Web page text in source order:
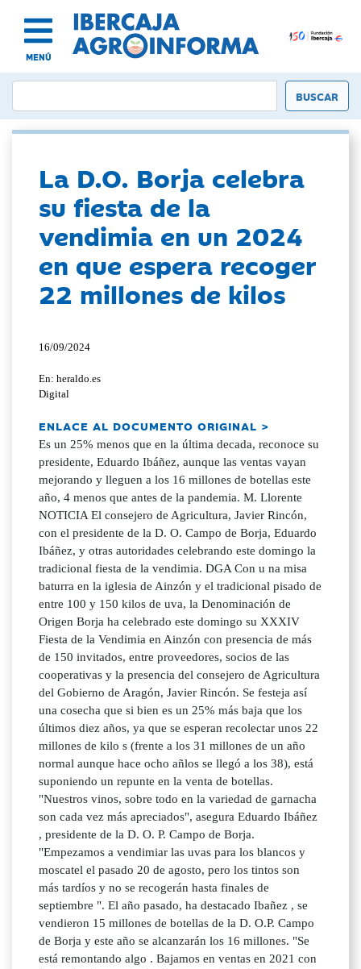
MENÚ
La D.O. Borja celebra
su fiesta de la
vendimia en un 2024
en que espera recoger
22 millones de kilos
16/09/2024
En: heraldo.es
Digital
ENLACE AL DOCUMENTO ORIGINAL >
Es un 25% menos que en la última decada, reconoce su
presidente, Eduardo Ibáñez, aunque las ventas vayan
mejorando y lleguen a los 16 millones de botellas este
año, 4 menos que antes de la pandemia. M. Llorente
NOTICIA El consejero de Agricultura, Javier Rincón,
con el presidente de la D. O. Campo de Borja, Eduardo
Ibáñez, y otras autoridades celebrando este domingo la
tradicional fiesta de la vendimia. DGA Con u na misa
baturra en la iglesia de Ainzón y el tradicional pisado de
entre 100 y 150 kilos de uva, la Denominación de
Origen Borja ha celebrado este domingo su XXXIV
Fiesta de la Vendimia en Ainzón con presencia de más
de 150 invitados, entre proveedores, socios de las
cooperativas y la presencia del consejero de Agricultura
del Gobierno de Aragón, Javier Rincón. Se festeja así
una cosecha que si bien es un 25% más baja que los
últimos diez años, ya que se esperan recolectar unos 22
millones de kilo s (frente a los 31 millones de un año
normal aunque hace ocho añlos se llegó a los 38), está
suponiendo un repunte en la venta de botellas.
"Nuestros vinos, sobre todo en la variedad de garnacha
son cada vez más apreciados", asegura Eduardo Ibáñez
, presidente de la D. O. P. Campo de Borja.
"Empezamos a vendimiar las uvas para los blancos y
moscatel el pasado 20 de agosto, pero los tintos son
más tardíos y no se recogerán hasta finales de
septiembre ". El año pasado, ha destacado Ibañez , se
vendieron 15 millones de botellas de la D. O.P. Campo
de Borja y este año se alcanzarán los 16 millones. "Se
está remontando algo . Bajamos en ventas en 2021 con